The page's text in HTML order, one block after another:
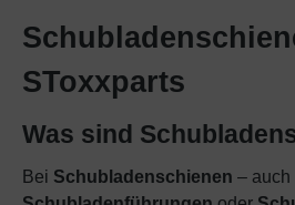
SToxxparts
Was sind
Bei Schubladenschienen – auch